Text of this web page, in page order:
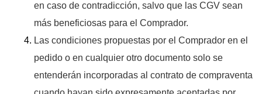
en caso de contradicción, salvo que las CGV sean
más beneficiosas para el Comprador.
Las condiciones propuestas por el Comprador en el
pedido o en cualquier otro documento solo se
entenderán incorporadas al contrato de compraventa